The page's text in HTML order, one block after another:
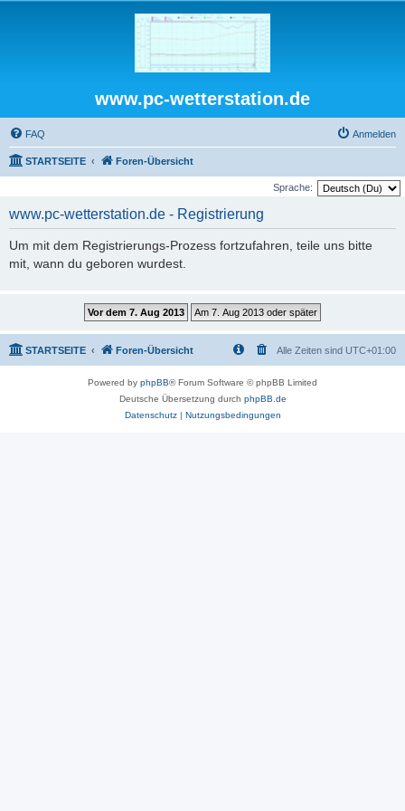
www.pc-wetterstation.de
FAQ Anmelden
STARTSEITE Foren-Übersicht
Sprache:
www.pc-wetterstation.de - Registrierung
Um mit dem Registrierungs-Prozess fortzufahren, teile uns bitte
mit, wann du geboren wurdest.
STARTSEITE Foren-Übersicht Alle Zeiten sind UTC+01:00
Powered by phpBB® Forum Software © phpBB Limited
Deutsche Übersetzung durch phpBB.de
Datenschutz| Nutzungsbedingungen